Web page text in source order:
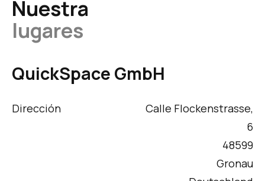
Nuestra
lugares
QuickSpace GmbH
Dirección
Calle Flockenstrasse,
6
48599
Gronau